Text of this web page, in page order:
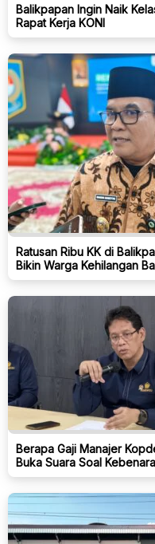
Balikpapan Ingin Naik
Rapat Kerja KONI
Ratusan Ribu KK di
Bikin Warga Kehilangan
Berapa Gaji Manajer
Buka Suara Soal